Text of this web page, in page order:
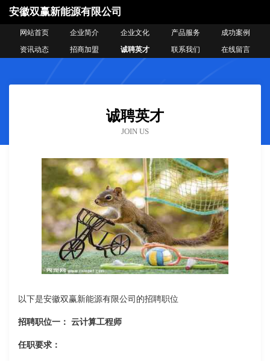
安徽双赢新能源有限公司
网站首页 企业简介 企业文化 产品服务
成功案例
资讯动态
招商加盟 诚聘英才 联系我们 在线留言
诚聘英才
JOIN US
以下是安徽双赢新能源有限公司的招聘职位
招聘职位一： 云计算工程师
任职要求：